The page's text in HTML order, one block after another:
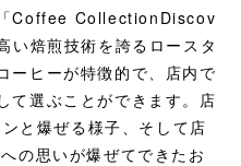
Coffee CollectionDiscov
い焙煎技術を誇るロースタ
ーヒーが特徴的で、店内で
て選ぶことができます。店
と爆ぜる様子、そして店
の思いが爆ぜてできたお